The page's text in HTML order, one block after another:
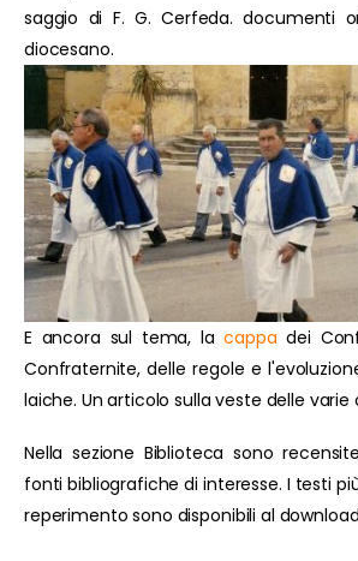
saggio di F. G. Cerfeda. documenti
diocesano.
E ancora sul tema, lacappa dei
Confraternite, delle regole e
laiche. Un articolo sulla veste delle
Nella sezione Biblioteca sono
fonti bibliografiche di interesse. I testi
reperimento sono disponibili al